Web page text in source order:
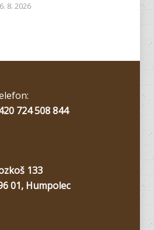
6. 8. 2026
724 508 844
133
01, Humpolec